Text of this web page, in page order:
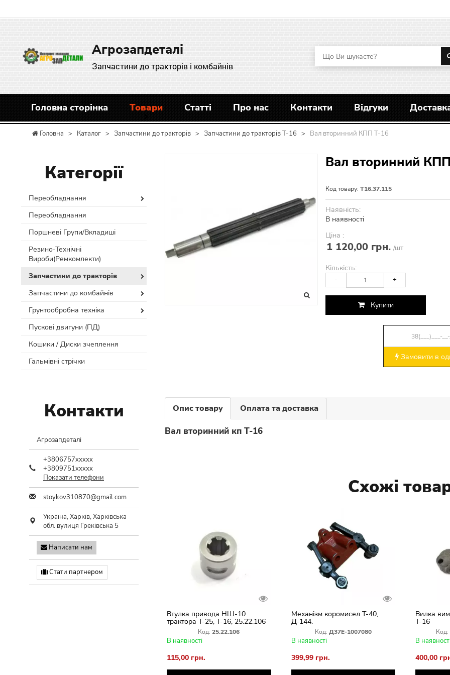
Агрозапдеталі
Запчастини до тракторів і комбайнів
Головна сторінка Товари Статті Про нас Контакти Відгуки
Головна > Каталог > Запчастини до тракторів > Запчастини до тракторів Т-16 > Вал вторинний КПП Т-16
Вал вторинний
Код товару: Т16.37.115
Наявність:
В наявності
Ціна :
1 120,00 грн. /шт
Кількість:
- +
Купити
Замовити в
Опис товару Оплата та доставка
Вал вторинний кп Т-16
Схожі
Втулка привода НШ-10
трактора Т-25, Т-16, 25.22.106
Код: 25.22.106
В наявності
115,00 грн.
Механізм коромисел Т-40,
Д-144.
Код: Д37Е-1007080
В наявності
399,99 грн.
Вилка
Т-16
Код:
В
400,00
Категорії
Переобладнання
Переобладнання
Поршневі Групи/Вкладиші
Резино-Технічні
Вироби(Ремкомлекти)
Запчастини до тракторів
Запчастини до комбайнів
Грунтообробна техніка
Пускові двигуни (ПД)
Кошики / Диски зчеплення
Гальмівні стрічки
Контакти
Агрозапдеталі
+3806757xxxxx
+3809751xxxxx
Показати телефони
stoykov310870@gmail.com
Україна,Харків,Харківська
обл. вулиця Греківська 5
Написати нам
Стати партнером